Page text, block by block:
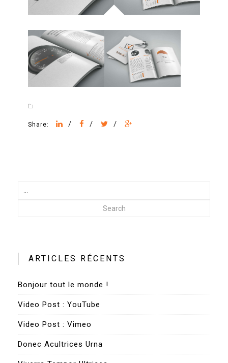
Share: / / /
Search
ARTICLES RÉCENTS
Bonjour tout le monde !
Video Post : YouTube
Video Post : Vimeo
Donec Acultrices Urna